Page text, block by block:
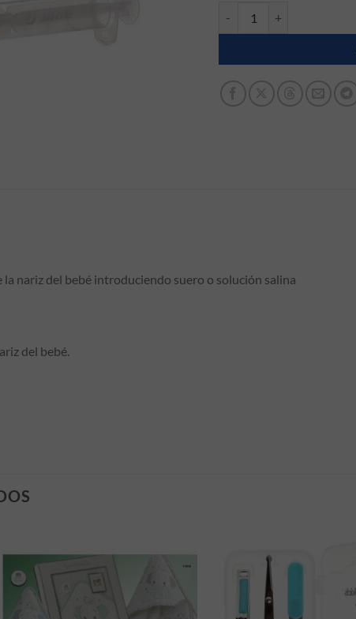
nariz del bebé introduciendo suero o solución salina
del bebé.